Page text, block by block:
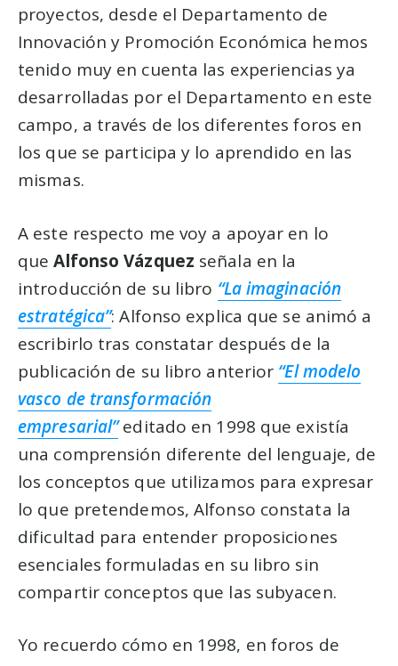
proyectos, desde el Departamento de
Innovación y Promoción Económica hemos
tenido muy en cuenta las experiencias ya
desarrolladas por el Departamento en este
campo, a través de los diferentes foros en
los que se participa y lo aprendido en las
mismas.
A este respecto me voy a apoyar en lo
queAlfonso Vázquez señala en la
introducción de su libro “La imaginación
estratégica”: Alfonso explica que se animó a
escribirlo tras constatar después de la
publicación de su libro anterior “El modelo
vasco de transformación
empresarial”editado en 1998 que existía
una comprensión diferente del lenguaje, de
los conceptos que utilizamos para expresar
lo que pretendemos, Alfonso constata la
dificultad para entender proposiciones
esenciales formuladas en su libro sin
compartir conceptos que las subyacen.
Yo recuerdo cómo en 1998, en foros de